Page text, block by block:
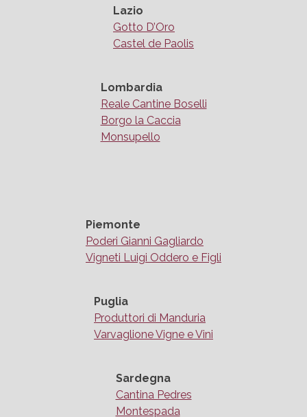
Lazio
Gotto D’Oro
Castel de Paolis
Lombardia
Reale Cantine Boselli
Borgo la Caccia
Monsupello
Piemonte
Poderi Gianni Gagliardo
Vigneti Luigi Oddero e Figli
Puglia
Produttori di Manduria
Varvaglione Vigne e Vini
Sardegna
Cantina Pedres
Montespada